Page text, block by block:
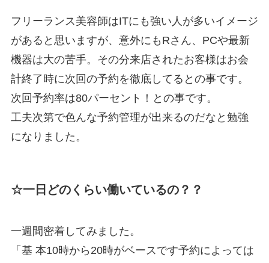
フリーランス美容師はITにも強い人が多いイメージ
があると思いますが、意外にもRさん、PCや最新
機器は大の苦手。その分来店されたお客様はお会
計終了時に次回の予約を徹底してるとの事です。
次回予約率は80パーセント！との事です。
工夫次第で色んな予約管理が出来るのだなと勉強
になりました。
☆一日どのくらい働いているの？？
一週間密着してみました。
「基 本10時から20時がベースです予約によっては